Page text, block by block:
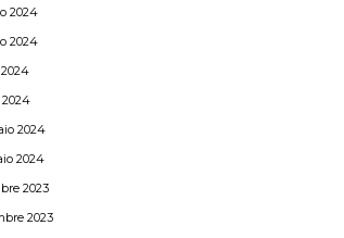
2024
2024
2024
2024
2024
2023
2023